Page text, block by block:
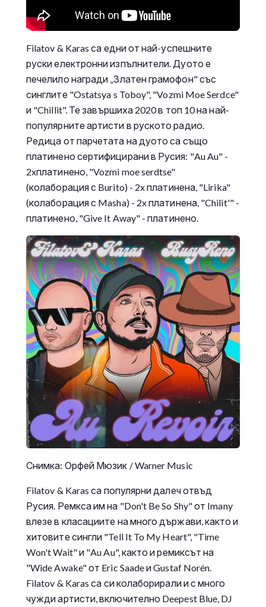
Filatov & Karas са едни от най-успешните
руски електронни изпълнители. Дуото е
печелило награди „Златен грамофон" със
синглите "Ostatsya s Toboy", "Vozmi Moe Serdce"
и "Chillit". Те завършиха 2020 в топ 10 на най-
популярните артисти в руското радио.
Редица от парчетата на дуото са също
платинено сертифицирани в Русия: "Au Au" -
2xплатинено, "Vozmi moe serdtse"
(колаборация с Burito) - 2x платинена, "Lirika"
(колаборация с Masha) - 2x платинена, "Chilit'" -
платинено, "Give It Away" - платинено.
Снимка: Орфей Мюзик / Warner Music
Filatov & Karas са популярни далеч отвъд
Русия. Ремкса им на "Don't Be So Shy" от Imany
влезе в класациите на много държави, както и
хитовите сингли "Tell It To My Heart", "Time
Won't Wait" и "Au Au", както и ремиксът на
"Wide Awake" от Eric Saade и Gustaf Norén.
Filatov & Karas са си колаборирали и с много
чужди артисти, включително Deepest Blue, DJ